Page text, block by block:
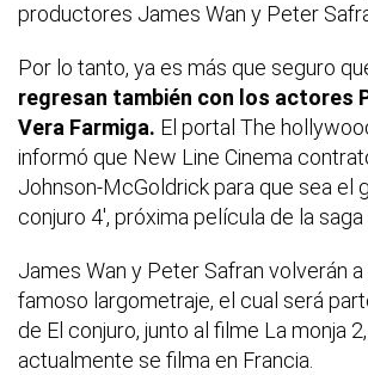
productores James Wan y Peter
Por lo tanto, ya es más que seguro
regresan también con los actores
Vera Farmiga. El portal The
informó que New Line Cinema
Johnson-McGoldrick para que sea el
conjuro 4′, próxima película de la
James Wan y Peter Safran volverán a
famoso largometraje, el cual será
de El conjuro, junto al filme La monja
actualmente se filma en Francia.